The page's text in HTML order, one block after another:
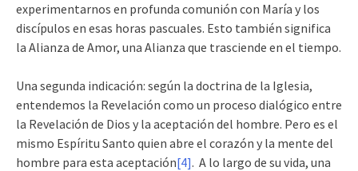
experimentarnos en profunda comunión con María y los
discípulos en esas horas pascuales. Esto también significa
la Alianza de Amor, una Alianza que trasciende en el tiempo.
Una segunda indicación: según la doctrina de la Iglesia,
entendemos la Revelación como un proceso dialógico entre
la Revelación de Dios y la aceptación del hombre. Pero es el
mismo Espíritu Santo quien abre el corazón y la mente del
hombre para esta aceptación[4]. A lo largo de su vida, una